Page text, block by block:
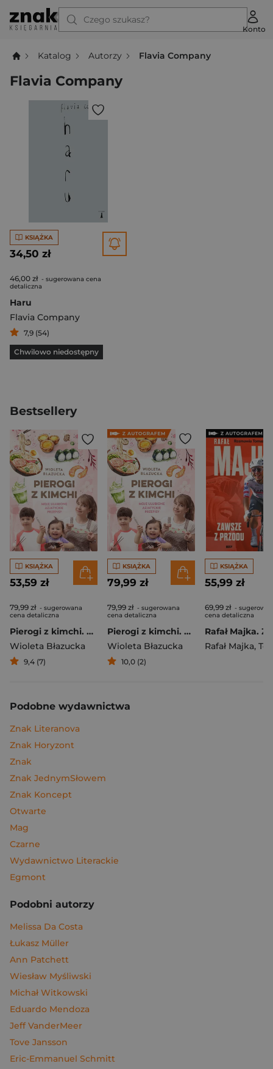
Czego szukasz?
Konto
Katalog Autorzy Flavia Company
Flavia Company
KSIĄŻKA
34,50 zł
46,00 zł - sugerowana cena
detaliczna
Haru
Flavia Company
7,9 (54)
Chwilowo niedostępny
Bestsellery
KSIĄŻKA
53,59 zł
79,99 zł - sugerowana
cena detaliczna
Pierogi z kimchi. Moje ulubione azjatyckie przepisy
Wioleta Błazucka
9,4 (7)
KSIĄŻKA
79,99 zł
79,99 zł - sugerowana
cena detaliczna
Pierogi z kimchi. Moje ulubione azjatyckie przepisy - książka z autografem
Wioleta Błazucka
10,0 (2)
KSIĄŻKA
55,99 zł
69,99 zł -
cena detaliczna
Rafał Majka,
Podobne wydawnictwa
Znak Literanova
Znak Horyzont
Znak
Znak JednymSłowem
Znak Koncept
Otwarte
Mag
Czarne
Wydawnictwo Literackie
Egmont
Podobni autorzy
Melissa Da Costa
Łukasz Müller
Ann Patchett
Wiesław Myśliwski
Michał Witkowski
Eduardo Mendoza
Jeff VanderMeer
Tove Jansson
Eric-Emmanuel Schmitt